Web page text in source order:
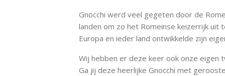
Gnocchi werd veel gegeten door de
landen om zo het Romeinse keizerrijk uit
Europa en ieder land ontwikkelde zijn
Wij hebben er deze keer ook onze eigen
Ga jij deze heerlijke Gnocchi met